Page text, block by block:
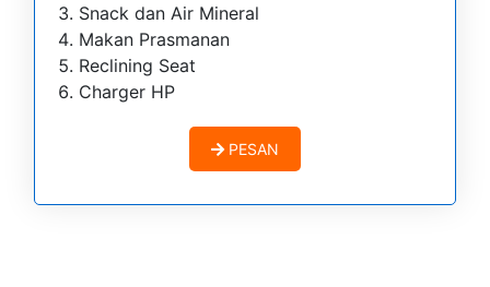
Snack dan Air Mineral
Makan Prasmanan
Reclining Seat
Charger HP
PESAN